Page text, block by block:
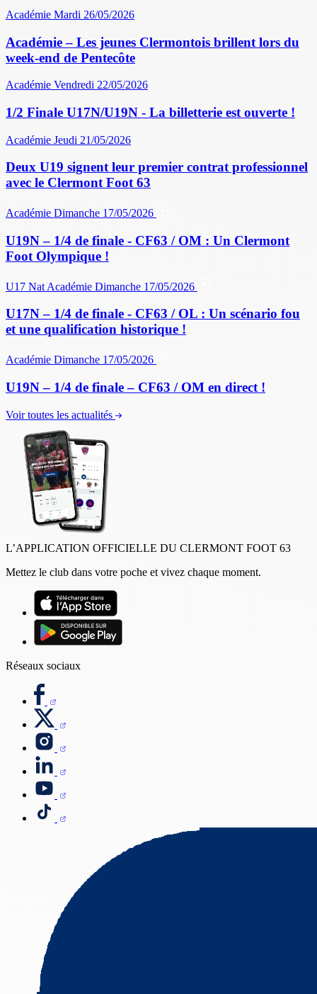
Académie Mardi 26/05/2026
Académie – Les jeunes Clermontois brillent lors du
week-end de Pentecôte
Académie Vendredi 22/05/2026
1/2 Finale U17N/U19N - La billetterie est ouverte !
Académie Jeudi 21/05/2026
Deux U19 signent leur premier contrat professionnel
avec le Clermont Foot 63
Académie Dimanche 17/05/2026
U19N – 1/4 de finale - CF63 / OM : Un Clermont
Foot Olympique !
U17 Nat Académie Dimanche 17/05/2026
U17N – 1/4 de finale - CF63 / OL : Un scénario fou
et une qualification historique !
Académie Dimanche 17/05/2026
U19N – 1/4 de finale – CF63 / OM en direct !
Voir toutes les actualités
L’APPLICATION OFFICIELLE DU CLERMONT FOOT 63
Mettez le club dans votre poche et vivez chaque moment.
Réseaux sociaux